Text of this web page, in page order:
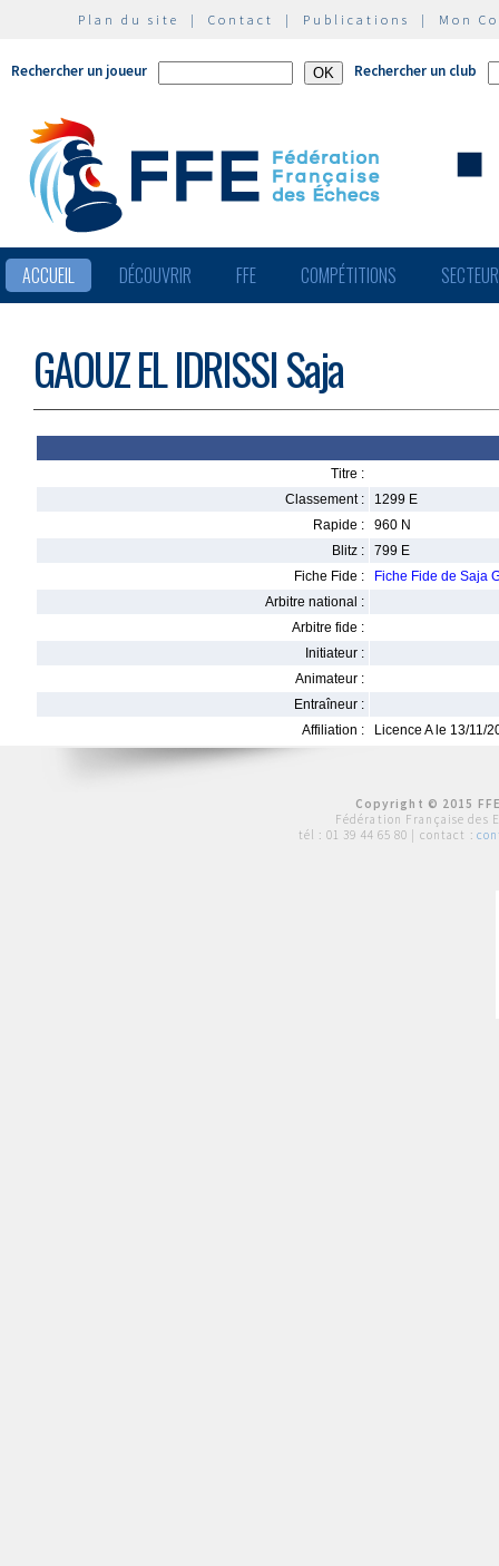
Plan du site | Contact | Publications | Mon
Rechercher un joueur Rechercher un club
ACCUEIL DÉCOUVRIR FFE COMPÉTITIONS
GAOUZ EL IDRISSI Saja
Titre :
Classement :
1299 E
Rapide :
960 N
Blitz :
799 E
Fiche Fide :
Fiche Fide de Saja
Arbitre national :
Arbitre fide :
Initiateur :
Animateur :
Entraîneur :
Affiliation :
Licence A le 13/11/
Copyright © 2015
Fédération Française des
tél : 01 39 44 65 80 | contact :